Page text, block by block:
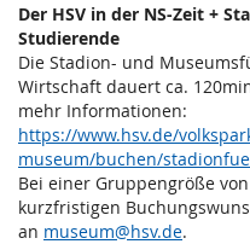
Der HSV in der NS-Zeit +
Studierende
Die Stadion- und
Wirtschaft dauert ca.
mehr Informationen:
https://www.hsv.de/
museum/buchen/
Bei einer Gruppengröße
kurzfristigen
an museum@hsv.de.